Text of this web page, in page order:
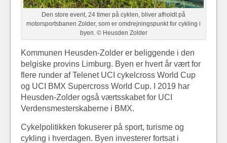
Den store event, 24 timer på cyklen, bliver afholdt på
motorsportsbanen Zolder, som er omdrejningspunkt for cykling i
byen. © Heusden Zolder
Kommunen Heusden-Zolder er beliggende i den
belgiske provins Limburg. Byen er hvert år vært for
flere runder af Telenet UCI cykelcross World Cup
og UCI BMX Supercross World Cup. I 2019 har
Heusden-Zolder også værtsskabet for UCI
Verdensmesterskaberne i BMX.
Cykelpolitikken fokuserer på sport, turisme og
cykling i hverdagen. Byen investerer fortsat i